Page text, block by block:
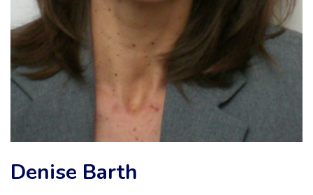
Denise Barth